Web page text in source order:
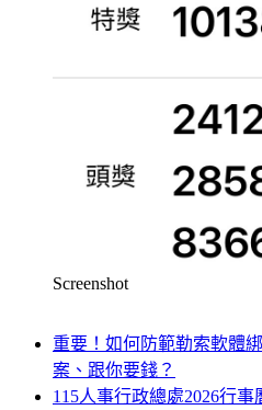
Screenshot
重要！如何防範勒索軟體
案、跟你要錢？
115人事行政總處2026行事